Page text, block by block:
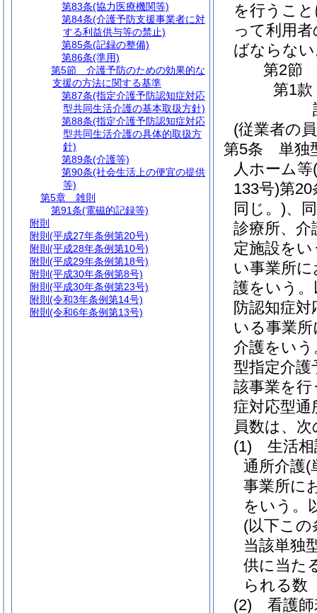
を行うこ
って利用
ばならな
第2節
第1款
(従業者の
第5条
単独
人ホーム等
133号)第20
同じ。)、
診療所、介
定施設を
い事業所
護をいう
防認知症
いる事業
介護をい
型指定介護
該事業を行
症対応型通
員数は、
(1)
生活
通所介護(
事業所に
をいう。
(以下こ
当該単独
供に当た
られる数
(2)
看護
第83条(協力医療機関等)
第84条(介護予防支援事業者に対
する利益供与等の禁止)
第85条(記録の整備)
第86条(準用)
第5節
介護予防のための効果的な
支援の方法に関する基準
第87条(指定介護予防認知症対応
型共同生活介護の基本取扱方針)
第88条(指定介護予防認知症対応
型共同生活介護の具体的取扱方
針)
第89条(介護等)
第90条(社会生活上の便宜の提供
等)
第5章
雑則
第91条(電磁的記録等)
附則
附則 (平成27年条例第20号)
附則 (平成28年条例第10号)
附則 (平成29年条例第18号)
附則 (平成30年条例第8号)
附則 (平成30年条例第23号)
附則 (令和3年条例第14号)
附則 (令和6年条例第13号)